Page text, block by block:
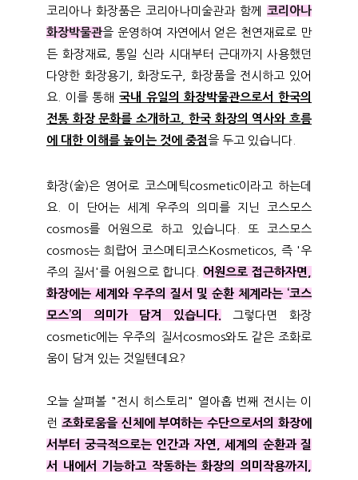
코리아나 화장품은 코리아나미술관과 함께 코리아나
화장박물관을 운영하여 자연에서 얻은 천연재료로 만
든 화장재료, 통일 신라 시대부터 근대까지 사용했던
다양한 화장용기, 화장도구, 화장품을 전시하고 있어
요. 이를 통해 국내 유일의 화장박물관으로서 한국의
전통 화장 문화를 소개하고, 한국 화장의 역사와 흐름
에 대한 이해를 높이는 것에 중점을 두고 있습니다.
화장(술)은 영어로 코스메틱cosmetic이라고 하는데
요. 이 단어는 세계 우주의 의미를 지닌 코스모스
cosmos를 어원으로 하고 있습니다. 또 코스모스
cosmos는 희랍어 코스메티코스Kosmeticos, 즉 '우
주의 질서'를 어원으로 합니다. 어원으로 접근하자면,
화장에는 세계와 우주의 질서 및 순환 체계라는 ‘코스
모스’의 의미가 담겨 있습니다.
그렇다면 화장
cosmetic에는 우주의 질서cosmos와도 같은 조화로
움이 담겨 있는 것일텐데요?
오늘 살펴볼 "전시 히스토리" 열아홉 번째 전시는 이
런 조화로움을 신체에 부여하는 수단으로서의 화장에
서부터 궁극적으로는 인간과 자연, 세계의 순환과 질
서 내에서 기능하고 작동하는 화장의 의미작용까지,